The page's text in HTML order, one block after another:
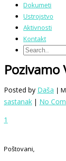
Dokumeti
Ustrojstvo
Aktivnosti
Kontakt
Pozivamo
Posted by Daša |
sastanak | No
1
Poštovani,